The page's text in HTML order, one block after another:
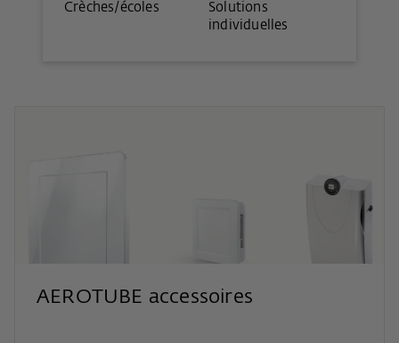
Crèches/écoles
Solutions
individuelles
AEROTUBE accessoires